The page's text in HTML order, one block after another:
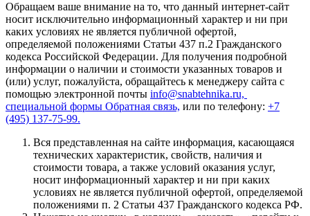
Обращаем ваше внимание на то, что данный интернет-сайт
носит исключительно информационный характер и ни при
каких условиях не является публичной офертой,
определяемой положениями Статьи 437 п.2 Гражданского
кодекса Российской Федерации. Для получения подробной
информации о наличии и стоимости указанных товаров и
(или) услуг, пожалуйста, обращайтесь к менеджеру сайта с
помощью электронной почты info@snabtehnika.ru,
специальной формы Обратная связь, или по телефону: +7
(495) 137-75-99.
Вся представленная на сайте информация, касающаяся
технических характеристик, свойств, наличия и
стоимости товара, а также условий оказания услуг,
носит информационный характер и ни при каких
условиях не является публичной офертой, определяемой
положениями п. 2 Статьи 437 Гражданского кодекса РФ.